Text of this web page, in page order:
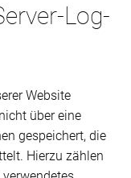
Log-
Website
über eine
gespeichert, die
Hierzu zählen